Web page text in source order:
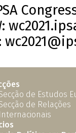
de Estudos
de Relações
Internacionais